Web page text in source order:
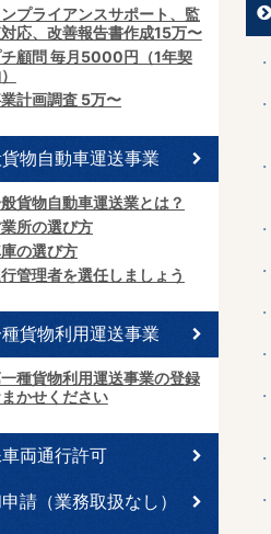
ンプライアンスサポート、監
応、改善報告書作成15万〜
顧問 毎月5000円（1年契
計画調査 5万〜
物自動車運送事業
貨物自動車運送業とは？
所の選び方
の選び方
管理者を選任しましょう
貨物利用運送事業
種貨物利用運送事業の登録
かせください
両通行許可
請（業務取扱なし）